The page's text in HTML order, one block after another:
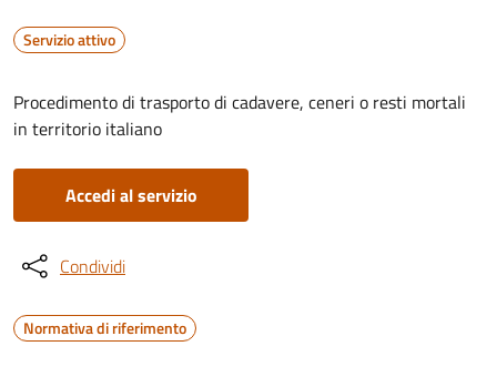
Servizio attivo
Procedimento di trasporto di cadavere, ceneri o resti mortali
in territorio italiano
Accedi al servizio
Condividi
Normativa di riferimento